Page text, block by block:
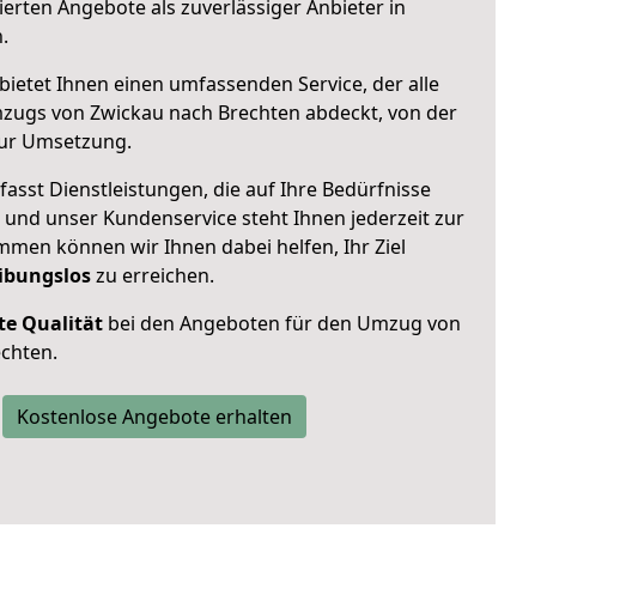
Angebote als zuverlässiger Anbieter in
bietet Ihnen einen umfassenden Service, der alle
von Zwickau nach Brechten abdeckt, von der
Umsetzung.
Dienstleistungen, die auf Ihre Bedürfnisse
unser Kundenservice steht Ihnen jederzeit zur
können wir Ihnen dabei helfen, Ihr Ziel
zu erreichen.
Qualität bei den Angeboten für den Umzug von
Kostenlose Angebote erhalten